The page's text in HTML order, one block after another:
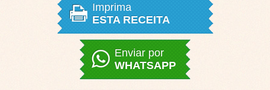
Imprima
ESTA RECEITA
Enviar por
WHATSAPP